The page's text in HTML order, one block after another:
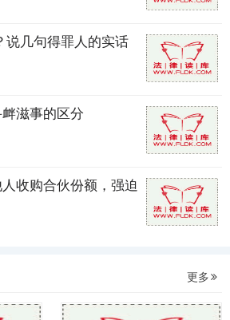
说几句得罪人的实话
滋事的区分
收购合伙份额，强迫
更多